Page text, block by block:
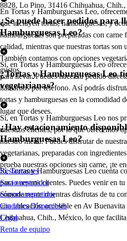
8828, Lo Pino, 31416 Chihuahua,
En Tortas y Hamburguesas Leo,
que incluyen tortas, hamburguesas, y
hamburguesas son preparadas con carne
calidad, mientras que nuestras tortas son
También contamos con opciones
gustos.
¿Se puede hacer pedidos para
Hamburguesas Leo?
Sí, en Tortas y Hamburguesas Leo
para llevar. Puedes hacer tu pedido
llamarnos por teléfono. Así podrás
tortas y hamburguesas en la comodidad
lugar que desees.
¿Tortas y Hamburguesas Leo
vegetarianas?
Sí, en Tortas y Hamburguesas Leo nos
nuestros clientes, por lo que ofrecemos
nuestro menú. Puedes disfrutar de
vegetarianas, preparadas con
prueba nuestras opciones sin carne, ¡te
¿Hay estacionamiento
Hamburguesas Leo?
Sí, Tortas y Hamburguesas Leo cuenta
para nuestros clientes. Puedes venir en
cómodamente mientras disfrutas de tu
una ubicación accesible en Av
Chihuahua, Chih., México, lo que
Restaurantes
Socio repartidor
Soporte repartidor
Ciudades Disponibles
Legal
Renta de equipo